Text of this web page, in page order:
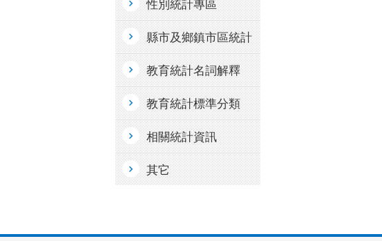
性別統計專區
縣市及鄉鎮市區統計
教育統計名詞解釋
教育統計標準分類
相關統計資訊
其它